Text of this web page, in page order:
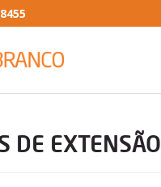
DE EXTENSÃO